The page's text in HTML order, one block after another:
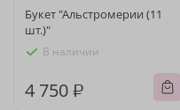
Букет "Альстромерии (11
шт.)"
В наличии
4 750 ₽